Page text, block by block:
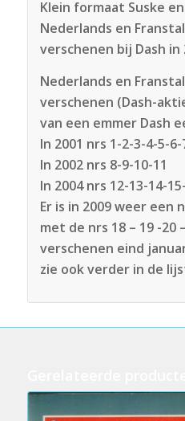
Klein formaat Suske
Nederlands en
verschenen bij Dash in
Nederlands en
verschenen (Dash-
van een emmer Dash
In 2001 nrs 1-2-3-4-5-6-
In 2002 nrs 8-9-10-11
In 2004 nrs 12-13-14-
Er is in 2009 weer
met de nrs 18 – 19 -20
verschenen eind
zie ook verder in de